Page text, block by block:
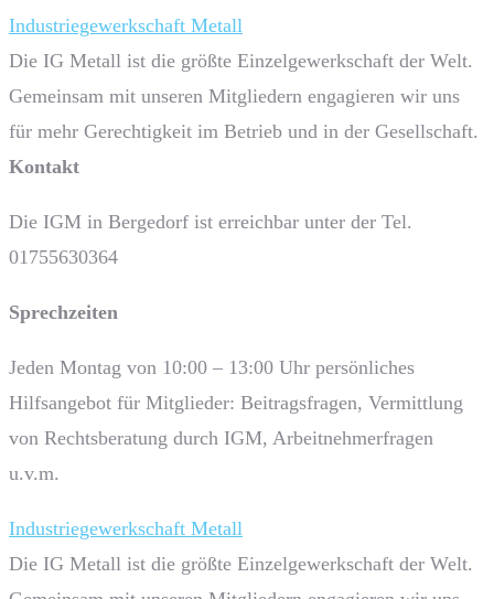
Industriegewerkschaft Metall
Die IG Metall ist die größte Einzelgewerkschaft der Welt.
Gemeinsam mit unseren Mitgliedern engagieren wir uns
für mehr Gerechtigkeit im Betrieb und in der Gesellschaft.
Kontakt
Die IGM in Bergedorf ist erreichbar unter der Tel.
01755630364
Sprech­zeiten
Jeden Montag von 10:00 – 13:00 Uhr persönliches
Hilfsangebot für Mitglieder: Beitragsfragen, Vermittlung
von Rechtsberatung durch IGM, Arbeitnehmerfragen
u.v.m.
Industriegewerkschaft Metall
Die IG Metall ist die größte Einzelgewerkschaft der Welt.